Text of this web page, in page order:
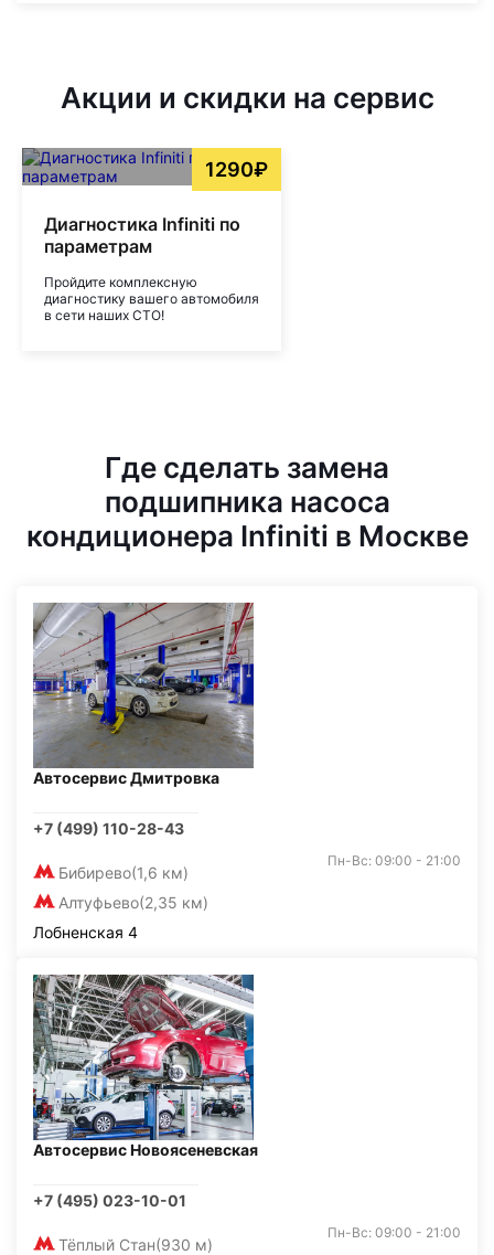
Акции и скидки на сервис
1290₽
Диагностика Infiniti по
параметрам
Пройдите комплексную
диагностику вашего автомобиля
в сети наших СТО!
Где сделать замена
подшипника насоса
кондиционера Infiniti в Москве
Автосервис Дмитровка
+7 (499) 110-28-43
Бибирево(1,6 км)
Алтуфьево(2,35 км)
Пн-Вс: 09:00 - 21:00
Лобненская 4
Автосервис Новоясеневская
+7 (495) 023-10-01
Тёплый Стан(930 м)
Пн-Вс: 09:00 - 21:00